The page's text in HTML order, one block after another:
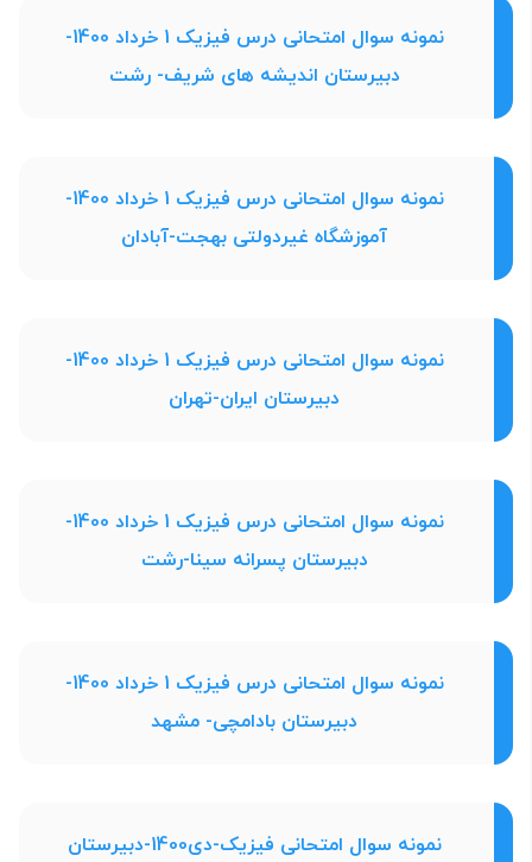
نمونه سوال امتحانی درس فیزیک 1 خرداد 1400-
دبیرستان اندیشه های شریف- رشت
نمونه سوال امتحانی درس فیزیک 1 خرداد 1400-
آموزشگاه غیردولتی بهجت-آبادان
نمونه سوال امتحانی درس فیزیک 1 خرداد 1400-
دبیرستان ایران-تهران
نمونه سوال امتحانی درس فیزیک 1 خرداد 1400-
دبیرستان پسرانه سینا-رشت
نمونه سوال امتحانی درس فیزیک 1 خرداد 1400-
دبیرستان بادامچی- مشهد
نمونه سوال امتحانی فیزیک-دی1400-دبیرستان